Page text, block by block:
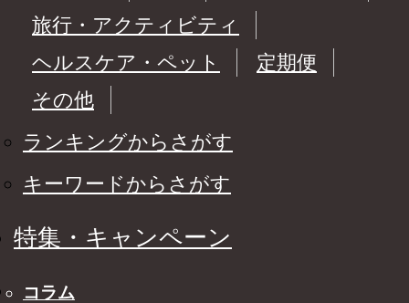
旅行・アクティビティ
ヘルスケア・ペット
定期便
その他
ランキングからさがす
キーワードからさがす
特集・キャンペーン
コラム